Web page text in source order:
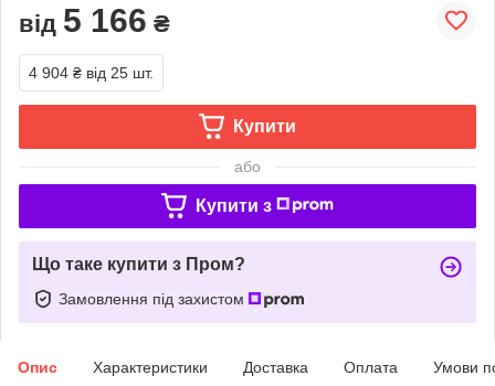
від 5 166 ₴
4 904 ₴ від 25 шт.
Купити
або
Купити з
Що таке купити з Пром?
Замовлення під захистом
Опис Характеристики Доставка Оплата Умови